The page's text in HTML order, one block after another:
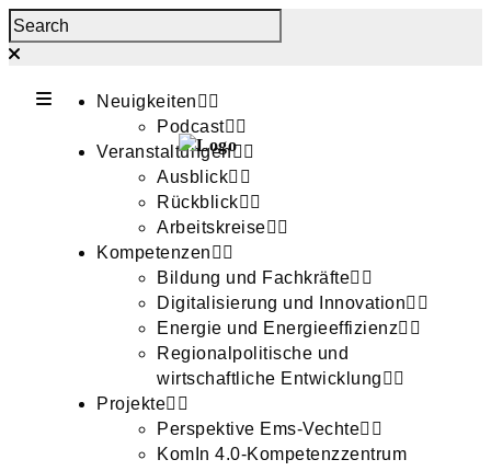
Neuigkeiten
Podcast
Veranstaltungen
Ausblick
Rückblick
Arbeitskreise
Kompetenzen
Bildung und Fachkräfte
Digitalisierung und Innovation
Energie und Energieeffizienz
Regionalpolitische und
wirtschaftliche Entwicklung
Projekte
Perspektive Ems-Vechte
KomIn 4.0-Kompetenzzentrum